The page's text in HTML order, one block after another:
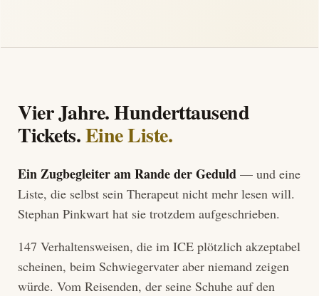
Vier Jahre. Hunderttausend
Tickets.Eine Liste.
Ein Zugbegleiter am Rande der Geduld — und eine
Liste, die selbst sein Therapeut nicht mehr lesen will.
Stephan Pinkwart hat sie trotzdem aufgeschrieben.
147 Verhaltensweisen, die im ICE plötzlich akzeptabel
scheinen, beim Schwiegervater aber niemand zeigen
würde. Vom Reisenden, der seine Schuhe auf den